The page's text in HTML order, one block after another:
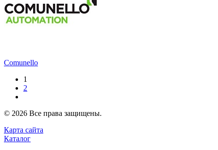
Comunello
1
2
© 2026 Все права защищены.
Карта сайта
Каталог